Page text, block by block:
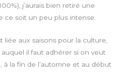
j’aurais bien retiré une
ce soit un peu plus intense.
liée aux saisons pour la culture,
il faut adhérer si on veut
à la fin de l’automne et au début